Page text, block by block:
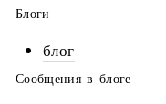
Блоги
блог
Сообщения в блоге